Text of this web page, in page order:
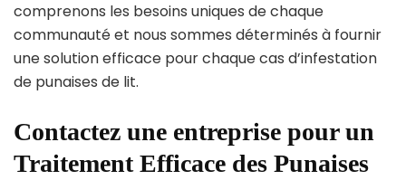
comprenons les besoins uniques de chaque
communauté et nous sommes déterminés à fournir
une solution efficace pour chaque cas d’infestation
de punaises de lit.
Contactez une entreprise pour un
Traitement Efficace des Punaises